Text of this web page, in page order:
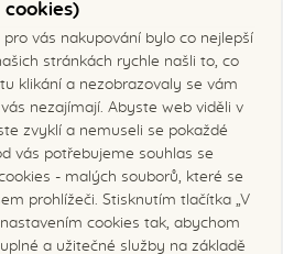
v Čechách, mají sílu a jejich
a kvalitu našeho života je
v lidskou soudržnost a to,
prostor, kde se lidé s různým
příležitost zapojit do života
těch zdravých.
naše sirupy
cookies)
vás nakupování bylo co nejlepší
stránkách rychle našli to, co
klikání a nezobrazovaly se vám
nezajímají. Abyste web viděli v
zvyklí a nemuseli se pokaždé
vás potřebujeme souhlas se
- malých souborů, které se
prohlížeči. Stisknutím tlačítka „V
cookies tak, abychom
a užitečné služby na základě